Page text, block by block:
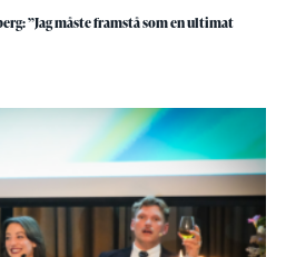
”Jag måste framstå som en ultimat